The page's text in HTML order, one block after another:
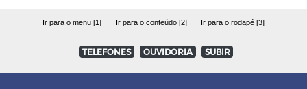
Ir para o menu [1] Ir para o conteúdo [2] Ir para o rodapé [3]
TELEFONES OUVIDORIA SUBIR